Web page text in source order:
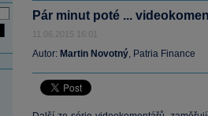
Pár minut poté ...
11.06.2015 16:01
Autor: Martin Novotný, Patria Finance